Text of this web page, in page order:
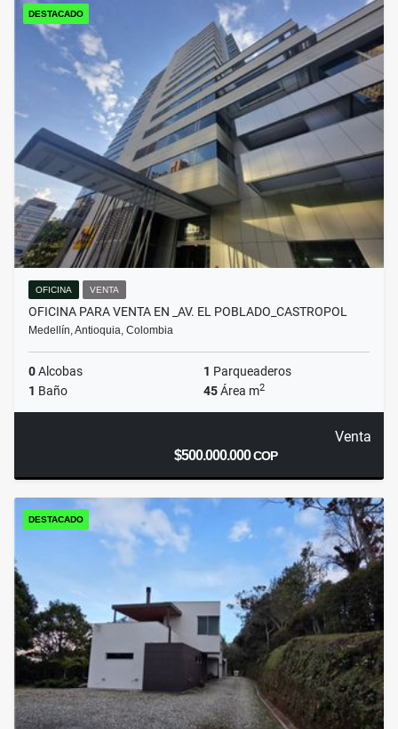
DESTACADO
OFICINA VENTA
OFICINA PARA VENTA EN _AV. EL POBLADO_CASTROPOL
Medellín, Antioquia, Colombia
0Alcobas 1 Parqueaderos
1 Baño 45Área m2
Venta
$500.000.000COP
DESTACADO